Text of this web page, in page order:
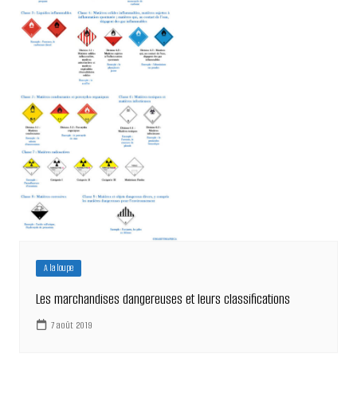
A la loupe
Les marchandises dangereuses et leurs classifications
7 août 2019